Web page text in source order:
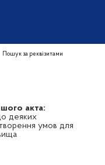
Пошук за реквізитами
акта:
деяких
умов для